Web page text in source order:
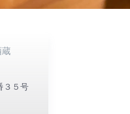
蔵
３５号